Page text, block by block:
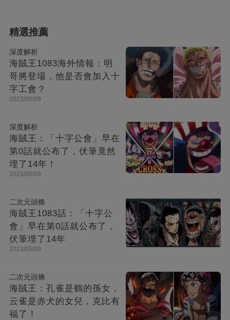
精選推薦
深度解析
海賊王1083海外情報：明
哥將登場，他是否會加入十
字工會？
2023/05/09
深度解析
海賊王：「十字公會」早在
第0話就公布了，伏筆竟然
埋了14年！
2023/05/09
二次元頭條
海賊王1083話：「十字公
會」早在第0話就公布了，
伏筆埋了14年
2023/05/09
二次元頭條
海賊王：孔雀是鶴的孫女，
云雀是赤犬的女兒，克比有
福了！